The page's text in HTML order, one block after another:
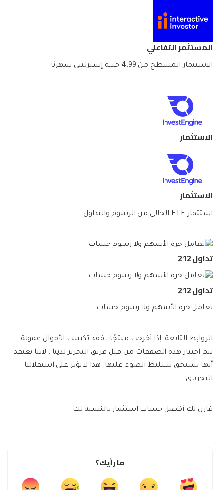
المستثمر التفاعلي
الاستثمار المسطح من 4.99 جنيه إسترليني شهريًا
الاستثمار
الاستثمار
استثمار ETF الخالي من الرسوم والتداول
تداول 212
تداول 212
تعامل حرة الأسهم ولا رسوم حساب
الروابط التابعة: إذا أخرجت منتجًا ، فقد تكسب الأموال عمولة.
يتم اختيار هذه الصفقات من قبل فريق التحرير لدينا ، لأننا نعتقد
أنها تستحق تسليط الضوء عليها. هذا لا يؤثر على استقلالنا
التحريري.
قارن لك أفضل حساب استثمار بالنسبة لك
ما رأيك؟